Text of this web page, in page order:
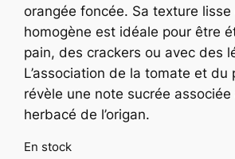
orangée foncée. Sa texture lisse
homogène est idéale pour être
pain, des crackers ou avec des
L’association de la tomate et du
révèle une note sucrée
herbacé de l’origan.
En stock